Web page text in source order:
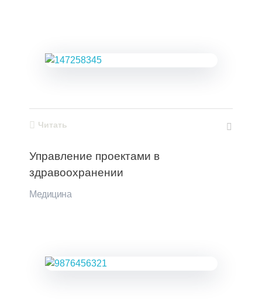
Управление проектами в
здравоохранении
Медицина
Читать